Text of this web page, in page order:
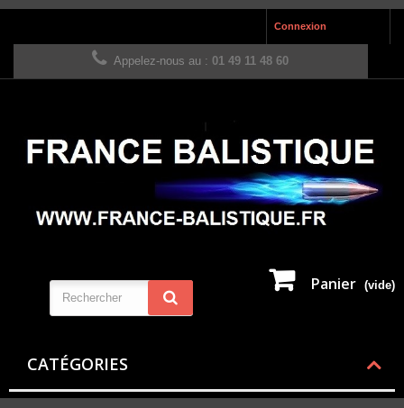
Connexion
Appelez-nous au : 01 49 11 48 60
Panier (vide)
CATÉGORIES